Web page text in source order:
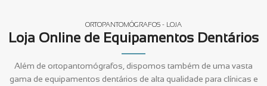
ORTOPANTOMÓGRAFOS - LOJA
Loja Online de Equipamentos Dentários
Além de ortopantomógrafos, dispomos também de uma vasta
gama de equipamentos dentários de alta qualidade para clínicas e